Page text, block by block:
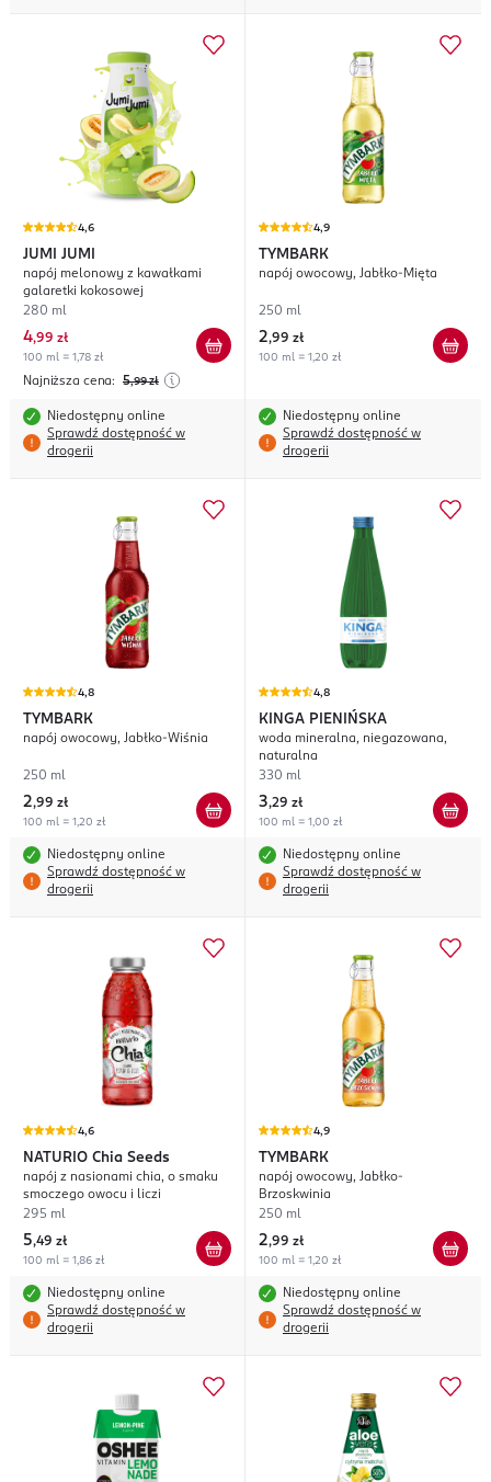
4,6
JUMI JUMI
napój melonowy z kawałkami
galaretki kokosowej
280 ml
4,99 zł
100 ml = 1,78 zł
Najniższa cena: 5,99 zł
Niedostępny online
Sprawdź dostępność w
drogerii
4,9
TYMBARK
napój owocowy, Jabłko-Mięta
250 ml
2,99 zł
100 ml = 1,20 zł
Niedostępny online
Sprawdź dostępność w
drogerii
4,8
TYMBARK
napój owocowy, Jabłko-Wiśnia
250 ml
2,99 zł
100 ml = 1,20 zł
Niedostępny online
Sprawdź dostępność w
drogerii
4,8
KINGA PIENIŃSKA
woda mineralna, niegazowana,
naturalna
330 ml
3,29 zł
100 ml = 1,00 zł
Niedostępny online
Sprawdź dostępność w
drogerii
4,6
NATURIO Chia Seeds
napój z nasionami chia, o smaku
smoczego owocu i liczi
295 ml
5,49 zł
100 ml = 1,86 zł
Niedostępny online
Sprawdź dostępność w
drogerii
4,9
TYMBARK
napój owocowy, Jabłko-
Brzoskwinia
250 ml
2,99 zł
100 ml = 1,20 zł
Niedostępny online
Sprawdź dostępność w
drogerii